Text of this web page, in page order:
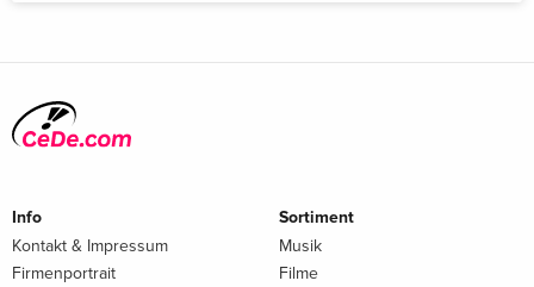
Info
Kontakt & Impressum
Firmenportrait
Sortiment
Musik
Filme